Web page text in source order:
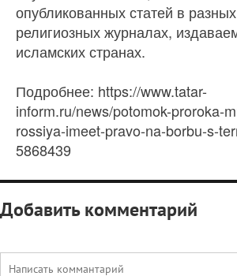
опубликованных статей в
религиозных журналах,
исламских странах.
Подробнее: https://www.tatar-
inform.ru/news/potomok-proroka-
rossiya-imeet-pravo-na-borbu-s-
5868439
Добавить комментарий